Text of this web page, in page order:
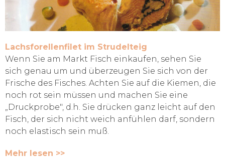
Lachsforellenfilet im Strudelteig
Wenn Sie am Markt Fisch einkaufen, sehen Sie
sich genau um und überzeugen Sie sich von der
Frische des Fisches. Achten Sie auf die Kiemen, die
noch rot sein müssen und machen Sie eine
„Druckprobe", d.h. Sie drücken ganz leicht auf den
Fisch, der sich nicht weich anfühlen darf, sondern
noch elastisch sein muß.
Mehr lesen >>